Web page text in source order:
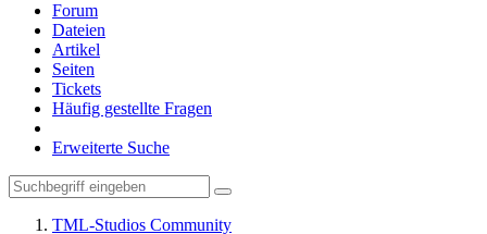
Forum
Dateien
Artikel
Seiten
Tickets
Häufig gestellte Fragen
Erweiterte Suche
TML-Studios Community